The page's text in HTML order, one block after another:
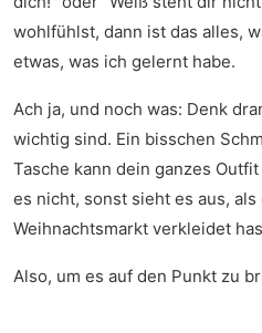
wohlfühlst, dann ist das alles,
etwas, was ich gelernt habe.
Ach ja, und noch was: Denk
wichtig sind. Ein bisschen
Tasche kann dein ganzes
es nicht, sonst sieht es aus,
Weihnachtsmarkt verkleidet
Also, um es auf den Punkt zu